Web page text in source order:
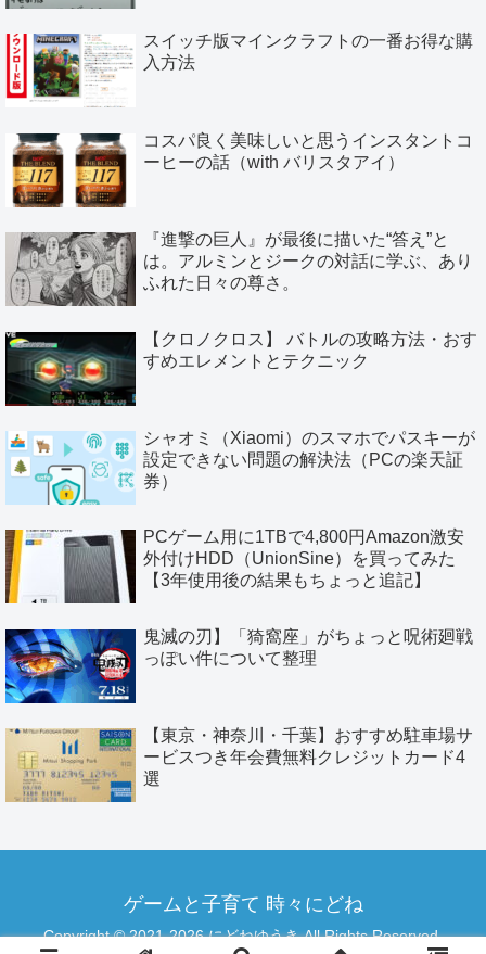
スイッチ版マインクラフトの一番お得な購
入方法
コスパ良く美味しいと思うインスタントコ
ーヒーの話（with バリスタアイ）
『進撃の巨人』が最後に描いた“答え”と
は。アルミンとジークの対話に学ぶ、あり
ふれた日々の尊さ。
【クロノクロス】 バトルの攻略方法・おす
すめエレメントとテクニック
シャオミ（Xiaomi）のスマホでパスキーが
設定できない問題の解決法（PCの楽天証
券）
PCゲーム用に1TBで4,800円Amazon激安
外付けHDD（UnionSine）を買ってみた
【3年使用後の結果もちょっと追記】
鬼滅の刃】「猗窩座」がちょっと呪術廻戦
っぽい件について整理
【東京・神奈川・千葉】おすすめ駐車場サ
ービスつき年会費無料クレジットカード4
選
ゲームと子育て 時々にどね
Copyright © 2021-2026 にどねゆうき All Rights Reserved.